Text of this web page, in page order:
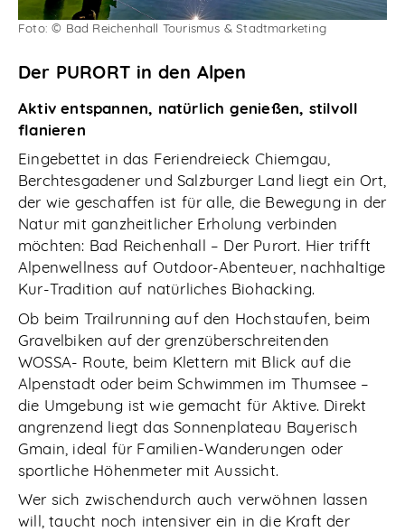
Abonnieren
Foto: © Bad Reichenhall Tourismus & Stadtmarketing
Der PURORT in den Alpen
Aktiv entspannen, natürlich genießen, stilvoll
flanieren
Eingebettet in das Feriendreieck Chiemgau,
Berchtesgadener und Salzburger Land liegt ein Ort,
der wie geschaffen ist für alle, die Bewegung in der
Natur mit ganzheitlicher Erholung verbinden
möchten: Bad Reichenhall – Der Purort. Hier trifft
Alpenwellness auf Outdoor-Abenteuer, nachhaltige
Kur-Tradition auf natürliches Biohacking.
Ob beim Trailrunning auf den Hochstaufen, beim
Gravelbiken auf der grenzüberschreitenden
WOSSA- Route, beim Klettern mit Blick auf die
Alpenstadt oder beim Schwimmen im Thumsee –
die Umgebung ist wie gemacht für Aktive. Direkt
angrenzend liegt das Sonnenplateau Bayerisch
Gmain, ideal für Familien-Wanderungen oder
sportliche Höhenmeter mit Aussicht.
Wer sich zwischendurch auch verwöhnen lassen
will, taucht noch intensiver ein in die Kraft der